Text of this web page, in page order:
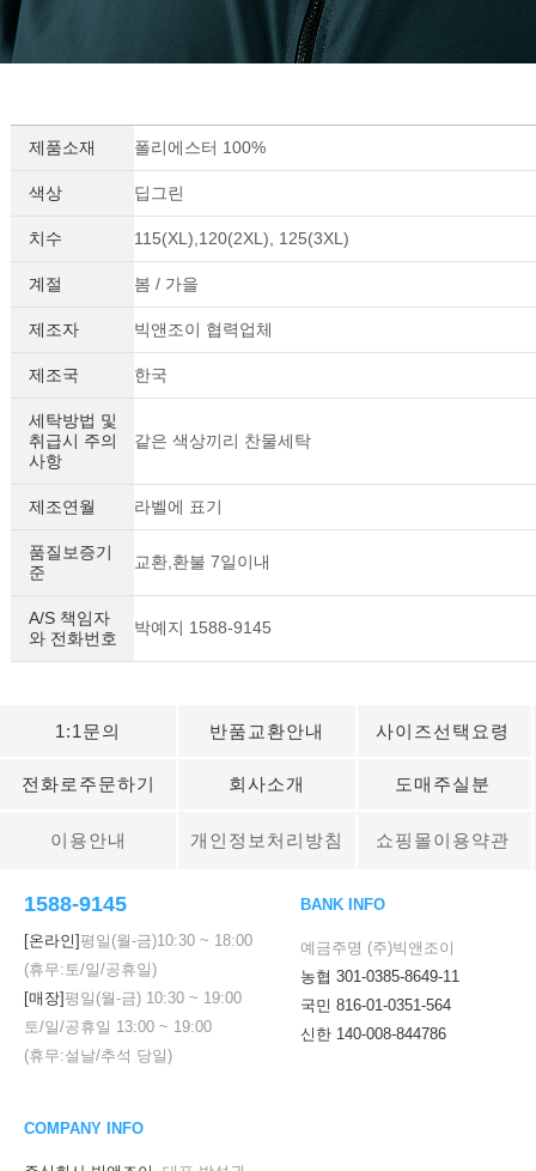
제품소재 폴리에스터 100%
색상 딥그린
치수 115(XL),120(2XL), 125(3XL)
계절 봄 / 가을
제조자 빅앤조이 협력업체
제조국 한국
세탁방법 및
취급시 주의
사항
같은 색상끼리 찬물세탁
제조연월 라벨에 표기
품질보증기
준
교환,환불 7일이내
A/S 책임자
와 전화번호
박예지 1588-9145
1:1문의 반품교환안내 사이즈선택요령
전화로주문하기 회사소개 도매주실분
이용안내 개인정보처리방침 쇼핑몰이용약관
1588-9145
[온라인]평일(월-금)10:30 ~ 18:00
(휴무:토/일/공휴일)
[매장]평일(월-금) 10:30 ~ 19:00
토/일/공휴일 13:00 ~ 19:00
(휴무:설날/추석 당일)
BANK INFO
예금주명 (주)빅앤조이
농협 301-0385-8649-11
국민 816-01-0351-564
신한 140-008-844786
COMPANY INFO